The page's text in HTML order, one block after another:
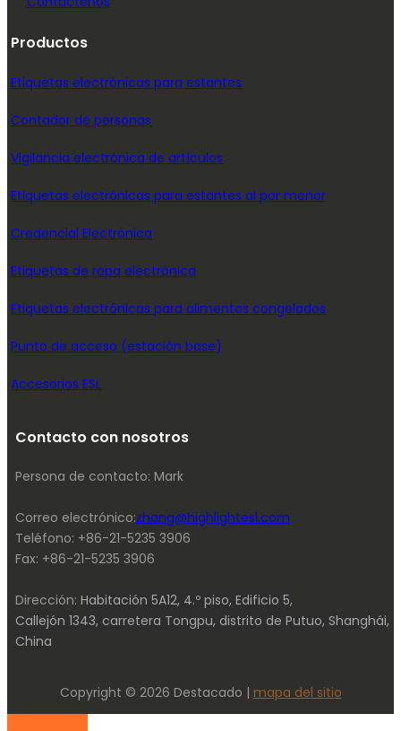
Productos
Etiquetas electrónicas para estantes
Contador de personas
Vigilancia electrónica de artículos
Etiquetas electrónicas para estantes al por menor
Credencial Electrónica
Etiquetas de ropa electrónica
Etiquetas electrónicas para alimentos congelados
Punto de acceso (estación base)
Accesorios ESL
Contacto con nosotros
Persona de contacto: Mark
Correo electrónico:zhang@highlightesl.com
Teléfono: +86-21-5235 3906
Fax: +86-21-5235 3906
Dirección: Habitación 5A12, 4.º piso, Edificio 5,
Callejón 1343, carretera Tongpu, distrito de Putuo, Shanghái,
China
Copyright © 2026 Destacado | mapa del sitio